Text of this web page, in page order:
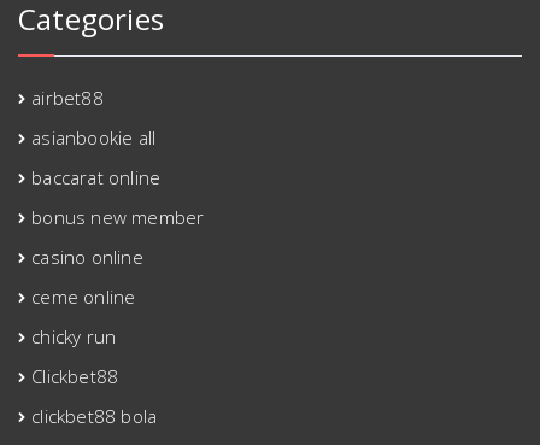
Categories
airbet88
asianbookie all
baccarat online
bonus new member
casino online
ceme online
chicky run
Clickbet88
clickbet88 bola